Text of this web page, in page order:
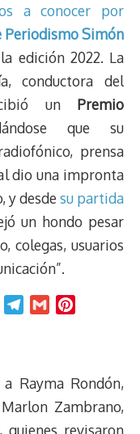
a conocer por
Periodismo Simón
edición 2022. La
conductora del
un Premio
que su
prensa
dio una impronta
y desdesu partida
un hondo pesar
colegas, usuarios
k
g
r
a
l
e
r
Rayma Rondón,
Zambrano,
revisaron